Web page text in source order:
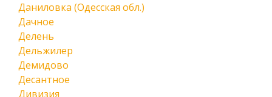
Даниловка (Одесская обл.)
Дачное
Делень
Дельжилер
Демидово
Десантное
Дивизия